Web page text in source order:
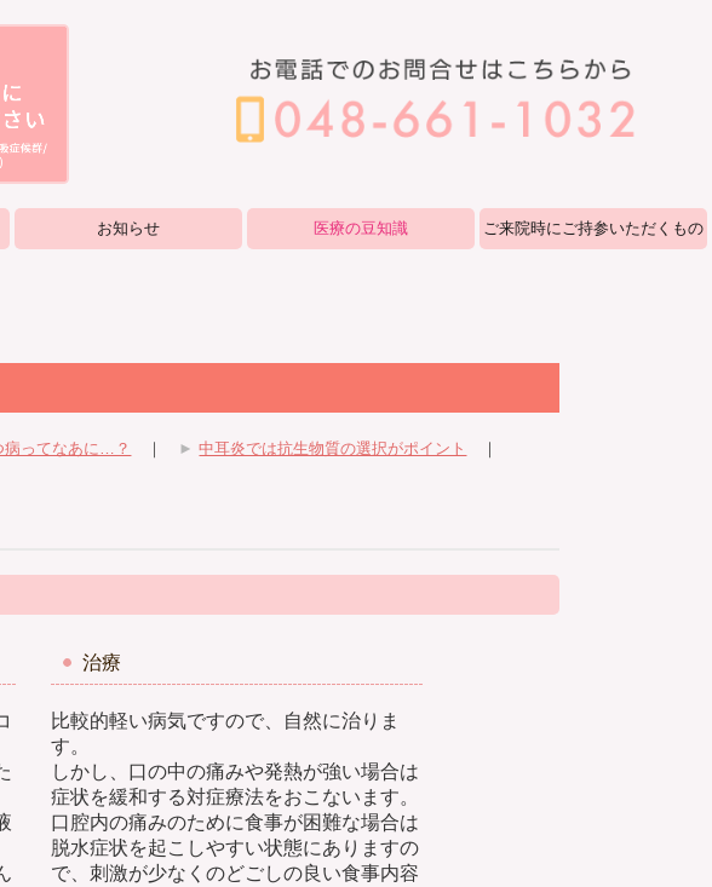
お知らせ 医療の豆知識 ご来院時にご持参いただくもの
病ってなあに…？ ｜ ► 中耳炎では抗生物質の選択がポイント ｜
治療
比較的軽い病気ですので、自然に治りま
す。
しかし、口の中の痛みや発熱が強い場合は
症状を緩和する対症療法をおこないます。
口腔内の痛みのために食事が困難な場合は
脱水症状を起こしやすい状態にありますの
で、刺激が少なくのどごしの良い食事内容